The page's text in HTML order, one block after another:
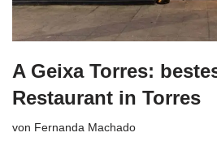
A Geixa Torres:
Restaurant in Torres
von Fernanda Machado